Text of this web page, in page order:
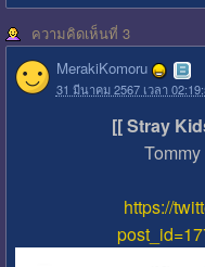
ความคิดเห็นที่ 3
MerakiKomoru
31 มีนาคม 2567 เวลา
[[ Stray
https://